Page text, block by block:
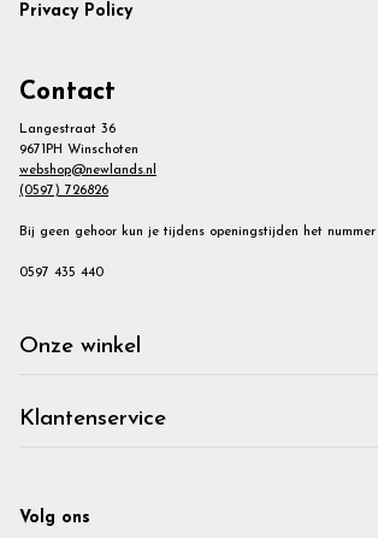
Privacy Policy
Contact
Langestraat 36
9671PH Winschoten
webshop@newlands.nl
(0597) 726826
Bij geen gehoor kun je tijdens openingstijden het
0597 435 440
Onze winkel
Klantenservice
Volg ons